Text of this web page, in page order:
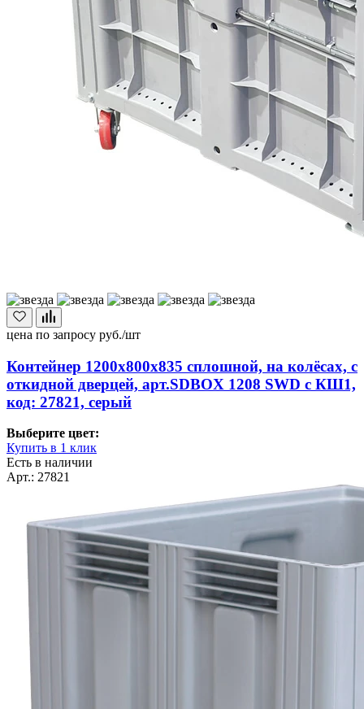
цена по запросу руб./шт
Контейнер 1200х800х835 сплошной, на колёсах, с
откидной дверцей, арт.SDBOX 1208 SWD с КШ1,
код: 27821, серый
Выберите цвет:
Купить в 1 клик
Есть в наличии
Арт.: 27821